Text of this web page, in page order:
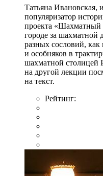
Татьяна Ивановская,
популяризатор
проекта «Шахматный
городе за шахматной
разных сословий,
и особняков в
шахматной столицей
на другой лекции
на текст.
Рейтинг: